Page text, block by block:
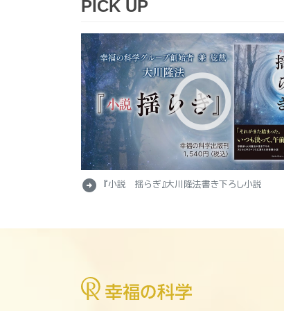
PICK UP
arrow_circle_right 『小説 揺らぎ』大川隆法書き下ろし小説